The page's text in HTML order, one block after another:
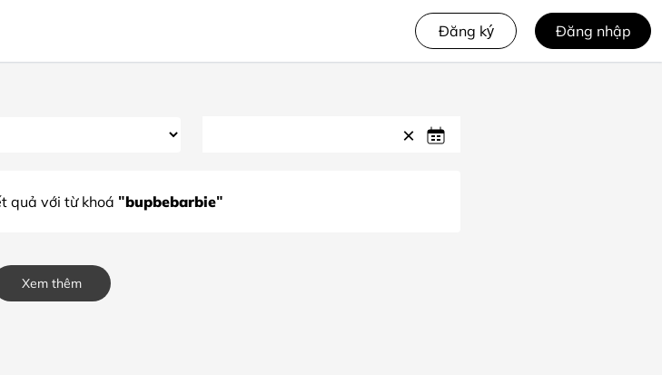
Đăng ký Đăng nhập
quả với từ khoá "bupbebarbie"
Xem thêm